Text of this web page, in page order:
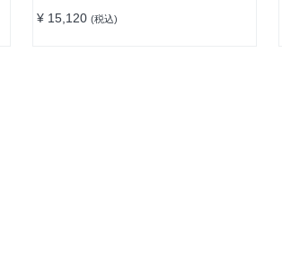
¥ 15,120 (税込)